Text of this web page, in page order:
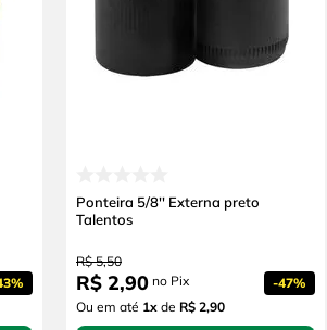
Ponteira 5/8'' Externa preto
Talentos
R$ 5,50
R$ 2,90 no Pix -47%
Ou em até 1x de R$ 2,90